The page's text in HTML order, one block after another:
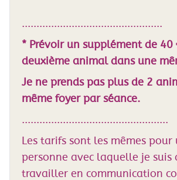
................................................
* Prévoir un supplément de 40
deuxième animal dans une
Je ne prends pas plus de 2
même foyer par séance.
..................................................
Les tarifs sont les mêmes pour
personne avec laquelle je suis
travailler en communication